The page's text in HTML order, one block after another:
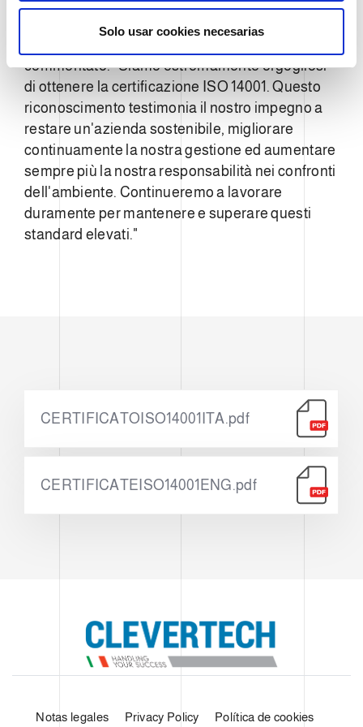
m
Solo usar cookies necesarias
commentato: "Siamo estremamente orgogliosi
di ottenere la certificazione ISO 14001. Questo
riconoscimento testimonia il nostro impegno a
restare un'azienda sostenibile, migliorare
continuamente la nostra gestione ed aumentare
sempre più la nostra responsabilità nei confronti
dell'ambiente. Continueremo a lavorare
duramente per mantenere e superare questi
standard elevati."
CERTIFICATOISO14001ITA.pdf
CERTIFICATEISO14001ENG.pdf
Notas legales Privacy Policy Política de cookies